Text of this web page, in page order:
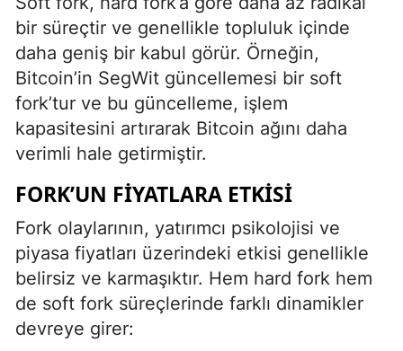
bir süreçtir ve genellikle topluluk içinde
daha geniş bir kabul görür. Örneğin,
Bitcoin’in SegWit güncellemesi bir soft
fork’tur ve bu güncelleme, işlem
kapasitesini artırarak Bitcoin ağını daha
verimli hale getirmiştir.
FORK’UN FIYATLARA ETKISI
Fork olaylarının, yatırımcı psikolojisi ve
piyasa fiyatları üzerindeki etkisi genellikle
belirsiz ve karmaşıktır. Hem hard fork hem
de soft fork süreçlerinde farklı dinamikler
devreye girer: